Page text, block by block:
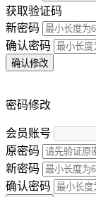
获取验证码
新密码
确认密码
确认修改
密码修改
会员账号
原密码
新密码
确认密码